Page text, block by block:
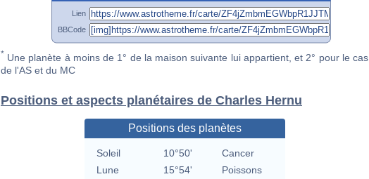
Lien
BBCode
* Une planète à moins de 1° de la maison suivante lui appartient, et 2° pour le cas
de l'AS et du MC
Positions et aspects planétaires de Charles Hernu
Positions des planètes
Soleil 10°50'
Cancer
Lune
15°54'
Poissons